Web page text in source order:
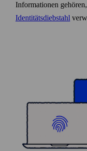
Informationen
Identitäts­diebstahl